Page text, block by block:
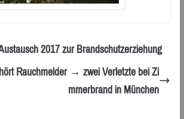
2017 zur Brandschutzerziehung
Rauchmelder → zwei Verletzte bei Zi
mmerbrand in München